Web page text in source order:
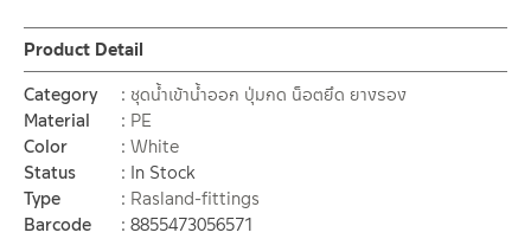
Product Detail
Category
ชุดน้ำเข้าน้ำออก ปุ่มกด น็อตยึด ยางรอง
Material
PE
Color
White
Status
In Stock
Type
Rasland-fittings
Barcode
8855473056571